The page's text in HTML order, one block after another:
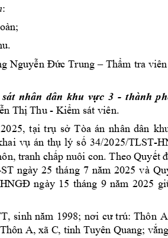
:
;
.
      
sát nhân dân khu vực 3 - thành
 - K.
5        k
v     34/2025/TLST-
. Theo
ST ngày 25 tháng 7  2025 
  15 tháng 9  2025
       
A, xã C, ; 